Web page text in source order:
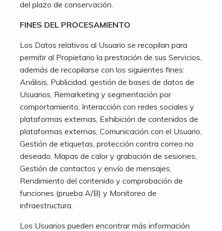
del plazo de conservación.
FINES DEL PROCESAMIENTO
Los Datos relativos al Usuario se recopilan para
permitir al Propietario la prestación de sus Servicios,
además de recopilarse con los siguientes fines:
Análisis, Publicidad, gestión de bases de datos de
Usuarios, Remarketing y segmentación por
comportamiento, Interacción con redes sociales y
plataformas externas, Exhibición de contenidos de
plataformas externas, Comunicación con el Usuario,
Gestión de etiquetas, protección contra correo no
deseado, Mapas de calor y grabación de sesiones,
Gestión de contactos y envío de mensajes,
Rendimiento del contenido y comprobación de
funciones (prueba A/B) y Monitoreo de
infraestructura.
Los Usuarios pueden encontrar más información